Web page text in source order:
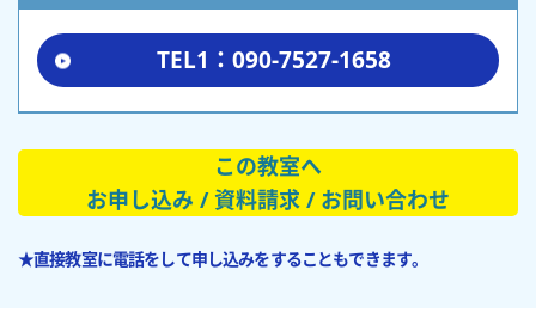
TEL1：090-7527-1658
この教室へ
お申し込み / 資料請求 / お問い合わせ
★直接教室に電話をして申し込みをすることもできます。